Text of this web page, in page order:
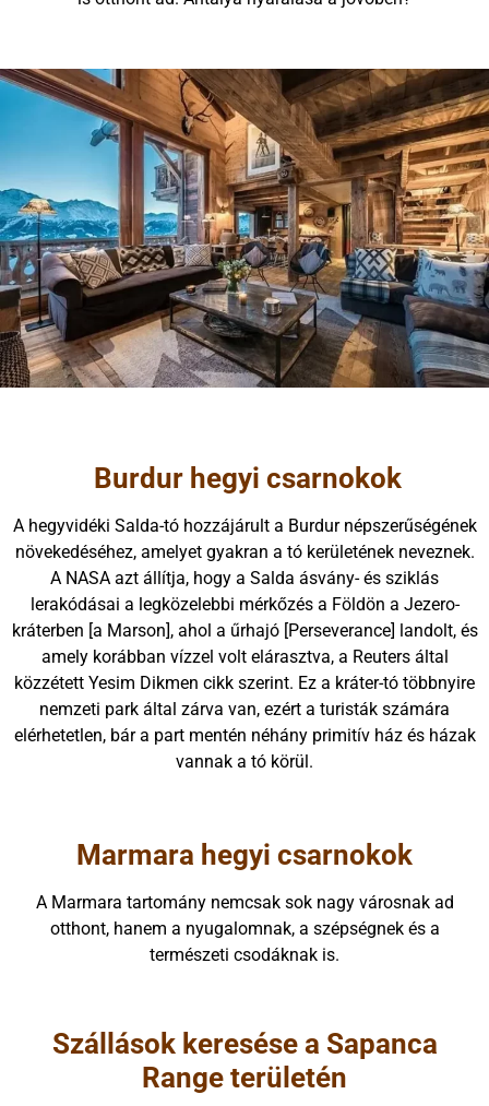
Burdur hegyi csarnokok
A hegyvidéki Salda-tó hozzájárult a Burdur népszerűségének
növekedéséhez, amelyet gyakran a tó kerületének neveznek.
A NASA azt állítja, hogy a Salda ásvány- és sziklás
lerakódásai a legközelebbi mérkőzés a Földön a Jezero-
kráterben [a Marson], ahol a űrhajó [Perseverance] landolt, és
amely korábban vízzel volt elárasztva, a Reuters által
közzétett Yesim Dikmen cikk szerint. Ez a kráter-tó többnyire
nemzeti park által zárva van, ezért a turisták számára
elérhetetlen, bár a part mentén néhány primitív ház és házak
vannak a tó körül.
Marmara hegyi csarnokok
A Marmara tartomány nemcsak sok nagy városnak ad
otthont, hanem a nyugalomnak, a szépségnek és a
természeti csodáknak is.
Szállások keresése a Sapanca
Range területén